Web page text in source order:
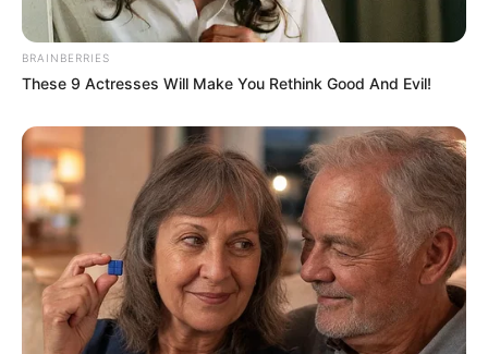
(foto: SBS)
Na Jung Sun adalah seorang wanita mandiri yang cerdas dan
bekerja di department store VIP. Dirinya bertemu dengan Park
Sung Jun yang menjadi ketua tim dalam departemen store tersebut.
Setelah keduanya lama menjalin kerjasama ternyata keduanya
saling jatuh cinta.
Tak berlangsung lama keduanya memutuskan untuk menikah.
BRAINBERRIES
These 9 Actresses Will Make You Rethink Good And Evil!